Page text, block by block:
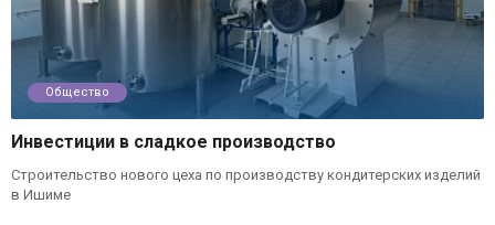
Общество
Инвестиции в сладкое производство
Строительство нового цеха по производству кондитерских изделий
в Ишиме